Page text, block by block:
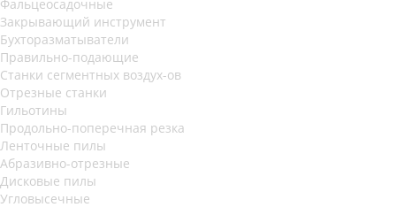
Фальцеосадочные
Закрывающий инструмент
Бухторазматыватели
Правильно-подающие
Станки сегментных воздух-ов
Отрезные станки
Гильотины
Продольно-поперечная резка
Ленточные пилы
Абразивно-отрезные
Дисковые пилы
Угловысечные